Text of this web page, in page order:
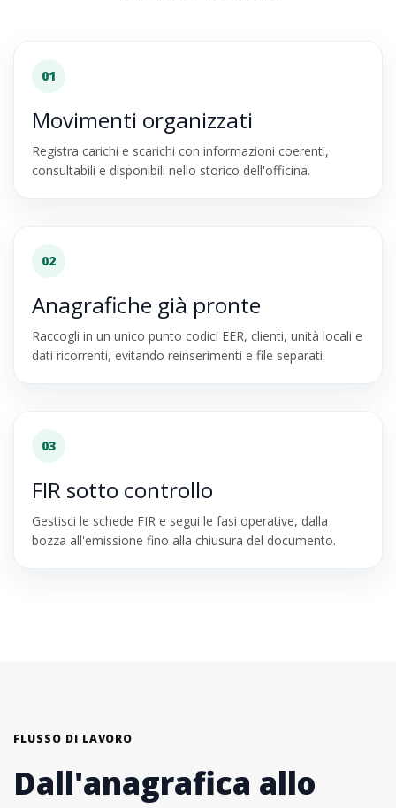
01
Movimenti organizzati
Registra carichi e scarichi con informazioni coerenti,
consultabili e disponibili nello storico dell'officina.
02
Anagrafiche già pronte
Raccogli in un unico punto codici EER, clienti, unità locali e
dati ricorrenti, evitando reinserimenti e file separati.
03
FIR sotto controllo
Gestisci le schede FIR e segui le fasi operative, dalla
bozza all'emissione fino alla chiusura del documento.
FLUSSO DI LAVORO
Dall'anagrafica allo